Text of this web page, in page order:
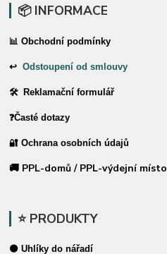
📦 INFORMACE
📊 Obchodní podmínky
↩Odstoupení od smlouvy
🛠 Reklamační formulář
❓Časté dotazy
🔐 Ochrana osobních údajů
🚚 PPL-domů / PPL-výdejní místo
⭐ PRODUKTY
⚫ Uhlíky do nářadí